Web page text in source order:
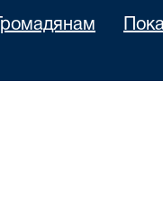
Громадянам